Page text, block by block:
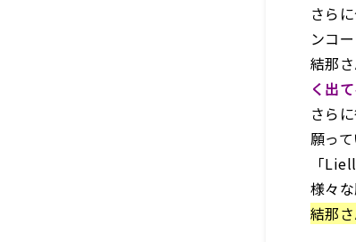
さら
ンコ
結那
く出
さら
願っ
「
様々
結那